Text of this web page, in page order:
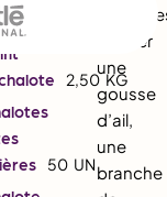
2,50 KG
50 UN
ajouter
une
gousse
d’ail,
une
branche